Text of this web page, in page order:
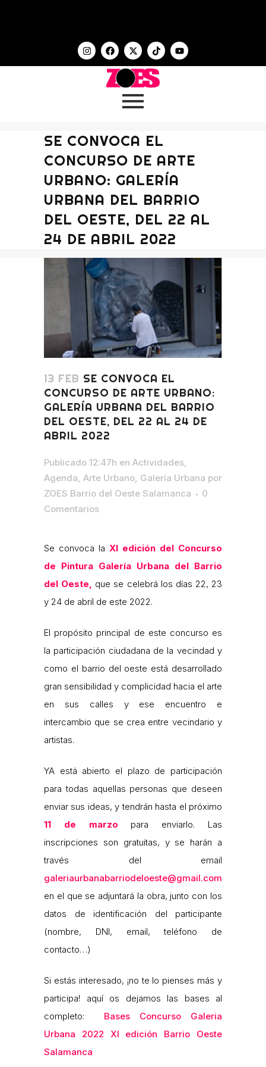
SE CONVOCA EL
CONCURSO DE ARTE
URBANO: GALERÍA
URBANA DEL BARRIO
DEL OESTE, DEL 22 AL
24 DE ABRIL 2022
13 FEB SE CONVOCA EL
CONCURSO DE ARTE URBANO:
GALERÍA URBANA DEL BARRIO
DEL OESTE, DEL 22 AL 24 DE
ABRIL 2022
Publicado 12:47h en Actividades,
Agenda, Arte Urbano, Galería Urbana por
ZOES Barrio del Oeste Salamanca
0
Comentarios
Se convoca la XI edición del Concurso
de Pintura Galería Urbana del Barrio
del Oeste, que se celebrá los días 22, 23
y 24 de abril de este 2022.
El propósito principal de este concurso es
la participación ciudadana de la vecindad y
como el barrio del oeste está desarrollado
gran sensibilidad y complicidad hacia el arte
en sus calles y ese encuentro e
intercambio que se crea entre vecindario y
artistas.
YA está abierto el plazo de participación
para todas aquellas personas que deseen
enviar sus ideas, y tendrán hasta el próximo
11 de marzo para enviarlo. Las
inscripciones son gratuitas, y se harán a
través del email
galeriaurbanabarriodeloeste@gmail.com
en el que se adjuntará la obra, junto con los
datos de identificación del participante
(nombre, DNI, email, teléfono de
contacto…)
Si estás interesado, ¡no te lo pienses más y
participa! aquí os dejamos las bases al
completo: Bases Concurso Galeria
Urbana 2022 XI edición Barrio Oeste
Salamanca